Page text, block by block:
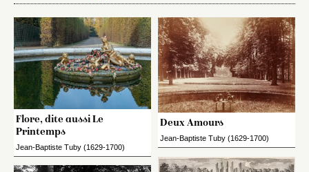
Flore, dite aussi Le
Printemps
Jean-Baptiste Tuby (1629-1700)
Deux Amours
Jean-Baptiste Tuby (1629-1700)